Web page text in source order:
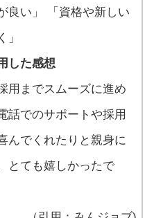
良い」 「資格や新しい
」
した感想
用までスムーズに進め
話でのサポートや採用
んでくれたりと親身に
とても嬉しかったで